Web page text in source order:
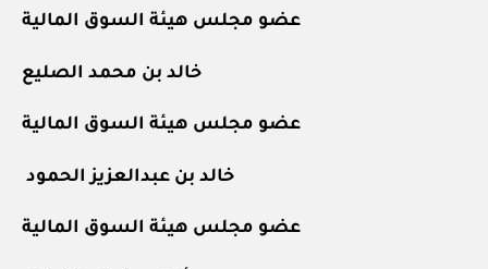
عضو مجلس هيئة السوق المالية
خالد بن محمد الصليع
عضو مجلس هيئة السوق المالية
خالد بن عبدالعزيز الحمود
عضو مجلس هيئة السوق المالية